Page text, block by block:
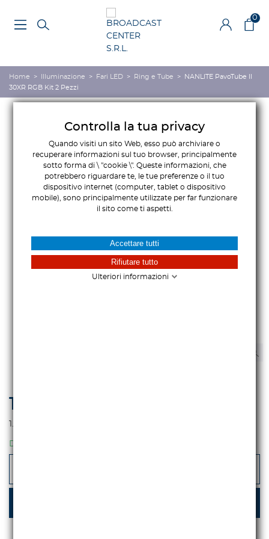
0
Home > Illuminazione > Fari LED > Ring e Tube >
NANLITE PavoTube II
30XR RGB Kit 2 Pezzi
1.007,38 €
1.229,00 €
DISPONIBILE
Controlla la tua privacy
Quando visiti un sito Web, esso può archiviare o
recuperare informazioni sul tuo browser, principalmente
sotto forma di \ "cookie \". Queste informazioni, che
potrebbero riguardare te, le tue preferenze o il tuo
dispositivo internet (computer, tablet o dispositivo
mobile), sono principalmente utilizzate per far funzionare
il sito come ti aspetti.
Ulteriori informazioni
Accettare tutti
Rifiutare tutto